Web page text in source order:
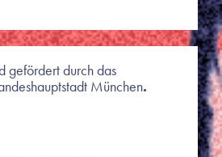
gefördert durch das
München.